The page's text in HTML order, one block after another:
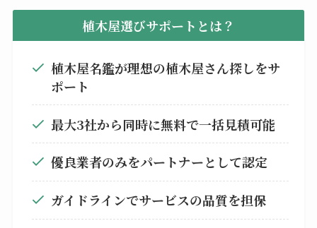
植木屋選びサポートとは？
植木屋名鑑が理想の植木屋さん探しをサ
ポート
最大3社から同時に無料で一括見積可能
優良業者のみをパートナーとして認定
ガイドラインでサービスの品質を担保